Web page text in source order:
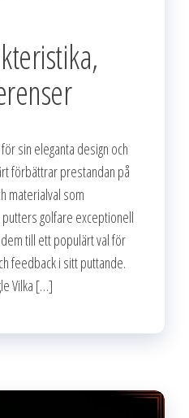
sin eleganta design och
förbättrar prestandan på
materialval som
golfare exceptionell
till ett populärt val för
feedback i sitt puttande.
Vilka […]